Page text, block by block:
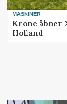
MASKINER
Krone åbner
Holland